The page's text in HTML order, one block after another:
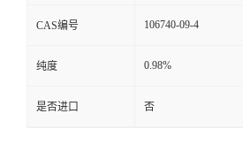
CAS编号 106740-09-4
纯度 0.98%
是否进口 否